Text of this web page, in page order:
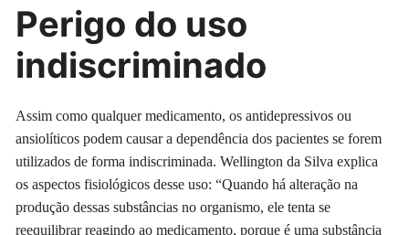
Perigo do uso
indiscriminado
Assim como qualquer medicamento, os antidepressivos ou
ansiolíticos podem causar a dependência dos pacientes se forem
utilizados de forma indiscriminada. Wellington da Silva explica
os aspectos fisiológicos desse uso: “Quando há alteração na
produção dessas substâncias no organismo, ele tenta se
reequilibrar reagindo ao medicamento, porque é uma substância